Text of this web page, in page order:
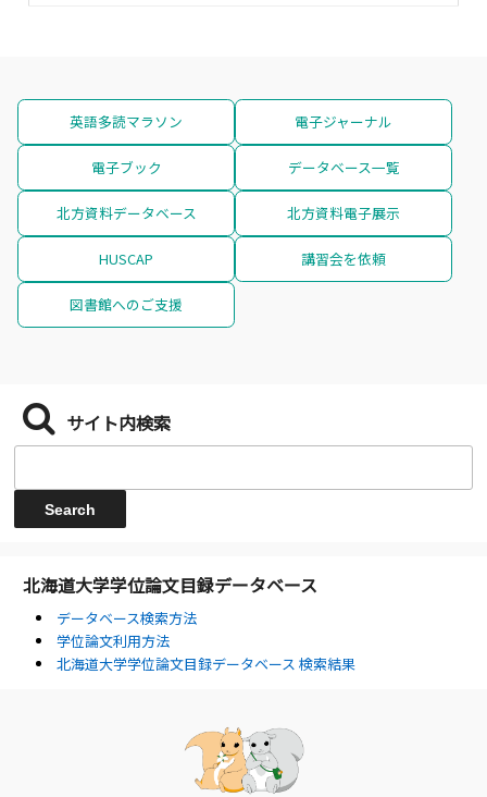
英語多読マラソン 電子ジャーナル
電子ブック データベース一覧
北方資料データベース 北方資料電子展示
HUSCAP 講習会を依頼
図書館へのご支援
サイト内検索
北海道大学学位論文目録データベース
データベース検索方法
学位論文利用方法
北海道大学学位論文目録データベース 検索結果